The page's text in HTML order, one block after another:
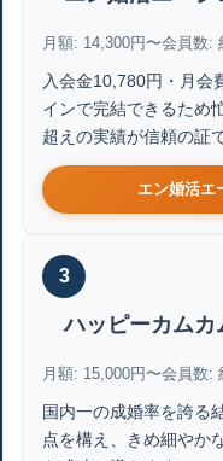
月額: 14,300円〜会員数:
入会金10,780円・月会
インで完結できるため
超えの実績が信頼の証
エン婚活エ
3
ハッピーカムカ
月額: 15,000円〜会員数:
国内一の成婚率を誇る
点を構え、きめ細やか